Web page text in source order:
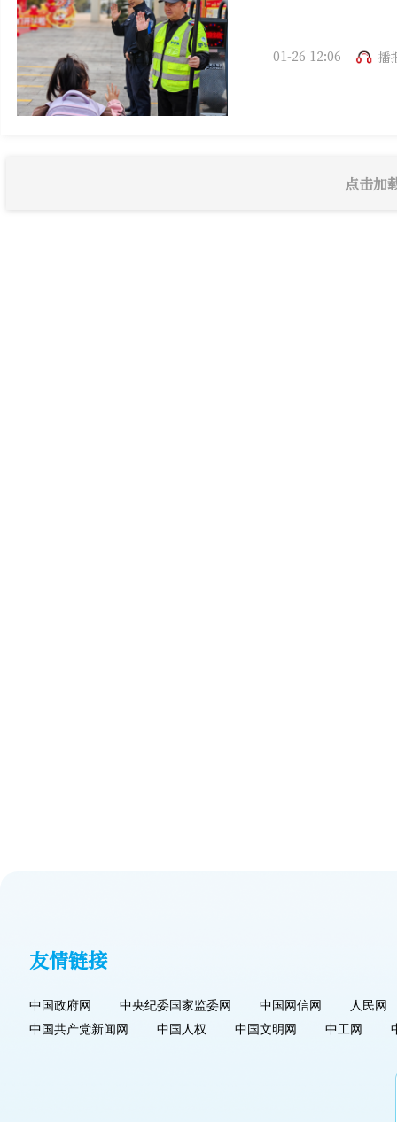
01-26 12:06 播
点击加
友情链接
中国政府网 中央纪委国家监委网 中国网信网
人民网
中国共产党新闻网
中国人权 中国文明网 中工网